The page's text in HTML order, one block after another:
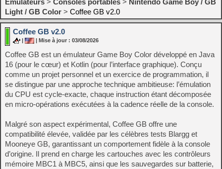
Emulateurs > Consoles portables > Nintendo Game Boy / GB
Light / GB Color > Coffee GB v2.0
Coffee GB v2.0
| | Mise à jour : 03/08/2026
Coffee GB est un émulateur Game Boy Color développé en Java
16 (pour le cœur) et Kotlin (pour l’interface graphique). Conçu
comme un projet personnel et un exercice de programmation, il
se distingue par une approche technique ambitieuse: l’émulation
du CPU est cycle-exacte, chaque instruction étant décomposée
en micro-opérations exécutées à la cadence réelle de la console.
Malgré son aspect expérimental, Coffee GB offre une
compatibilité élevée, validée par les célèbres tests Blargg et
Mooneye GB, garantissant un comportement fidèle à la console
d’origine. Il prend en charge les cartouches avec les contrôleurs
mémoire MBC1 à MBC5, ainsi que les sauvegardes sur batterie,